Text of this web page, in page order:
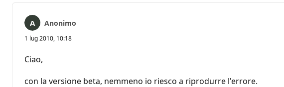
Anonimo
1 lug 2010, 10:18
Ciao,
con la versione beta, nemmeno io riesco a riprodurre l'errore.